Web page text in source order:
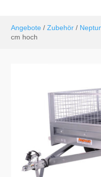
Angebote /Zubehör /
cm hoch